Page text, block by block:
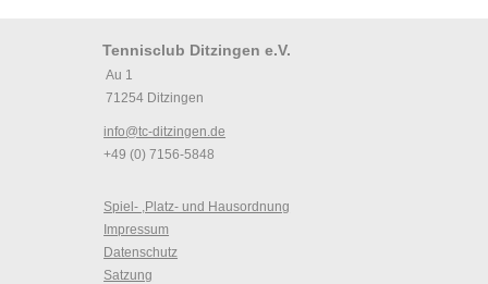
Tennisclub Ditzingen e.V.
Au 1
71254 Ditzingen
info@tc-ditzingen.de
+49 (0) 7156-5848
Spiel- ,Platz- und Hausordnung
Impressum
Datenschutz
Satzung